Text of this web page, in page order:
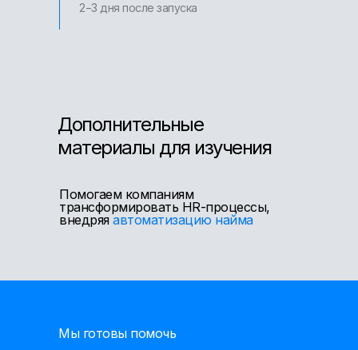
2−3 дня после запуска
Дополнительные
материалы для изучения
Помогаем компаниям
трансформировать HR-процессы,
внедряя автоматизацию найма
Мы готовы помочь